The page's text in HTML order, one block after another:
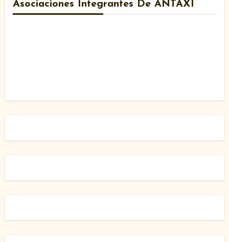
Asociaciones Integrantes De ANTAXI